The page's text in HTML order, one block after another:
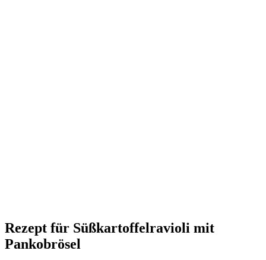
Rezept für Süßkartoffelravioli mit
Pankobrösel